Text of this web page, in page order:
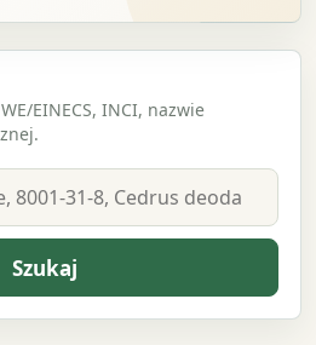
EINECS, INCI, nazwie
Szukaj